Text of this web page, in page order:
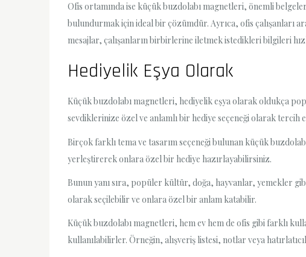
Ofis ortamında ise küçük buzdolabı magnetleri, önemli
bulundurmak için ideal bir çözümdür. Ayrıca, ofis çalışanları
mesajlar, çalışanların birbirlerine iletmek istedikleri bilgileri
Hediyelik Eşya Olarak
Küçük buzdolabı magnetleri, hediyelik eşya olarak oldukça
sevdiklerinize özel ve anlamlı bir hediye seçeneği olarak tercih
Birçok farklı tema ve tasarım seçeneği bulunan küçük
yerleştirerek onlara özel bir hediye hazırlayabilirsiniz.
Bunun yanı sıra, popüler kültür, doğa, hayvanlar, yemekler
olarak seçilebilir ve onlara özel bir anlam katabilir.
Küçük buzdolabı magnetleri, hem ev hem de ofis gibi farklı
kullanılabilirler. Örneğin, alışveriş listesi, notlar veya